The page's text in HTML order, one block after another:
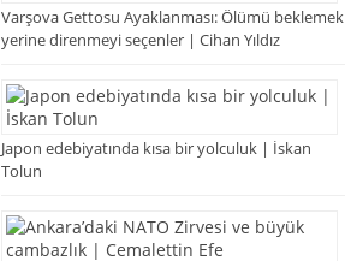
Varşova Gettosu Ayaklanması: Ölümü beklemek
yerine direnmeyi seçenler | Cihan Yıldız
Japon edebiyatında kısa bir yolculuk | İskan
Tolun